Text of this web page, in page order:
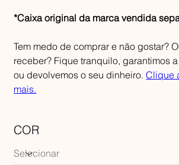
*Caixa original da marca vendida
Tem medo de comprar e não gostar?
receber? Fique tranquilo, garantimos
ou devolvemos o seu dinheiro.Clique
mais.
COR